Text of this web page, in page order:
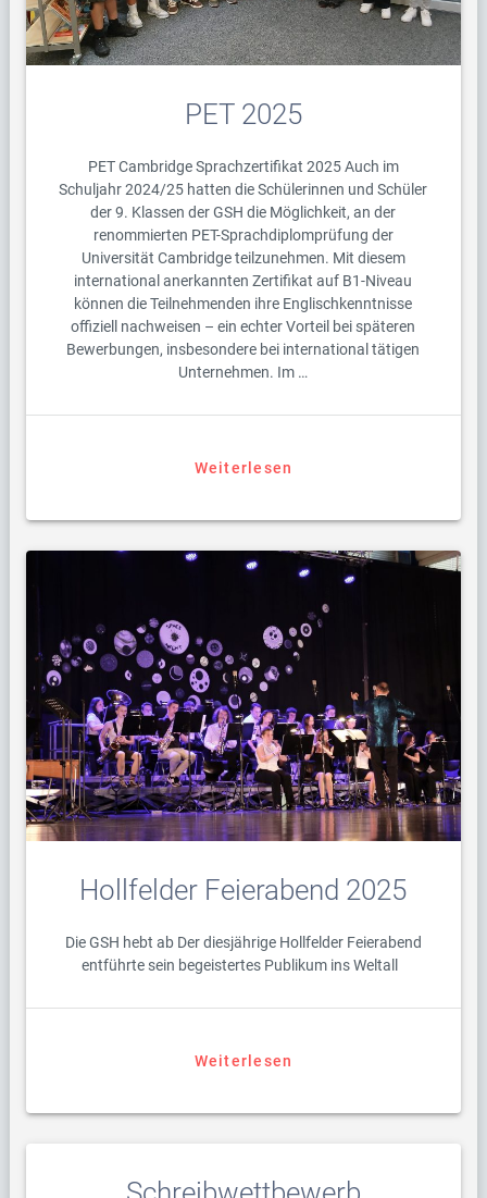
PET 2025
PET Cambridge Sprachzertifikat 2025 Auch im
Schuljahr 2024/25 hatten die Schülerinnen und Schüler
der 9. Klassen der GSH die Möglichkeit, an der
renommierten PET-Sprachdiplomprüfung der
Universität Cambridge teilzunehmen. Mit diesem
international anerkannten Zertifikat auf B1-Niveau
können die Teilnehmenden ihre Englischkenntnisse
offiziell nachweisen – ein echter Vorteil bei späteren
Bewerbungen, insbesondere bei international tätigen
Unternehmen. Im …
Weiterlesen
Hollfelder Feierabend 2025
Die GSH hebt ab Der diesjährige Hollfelder Feierabend
entführte sein begeistertes Publikum ins Weltall
Weiterlesen